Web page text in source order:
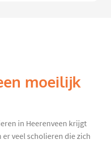
moeilijk
in Heerenveen krijgt
veel scholieren die zich